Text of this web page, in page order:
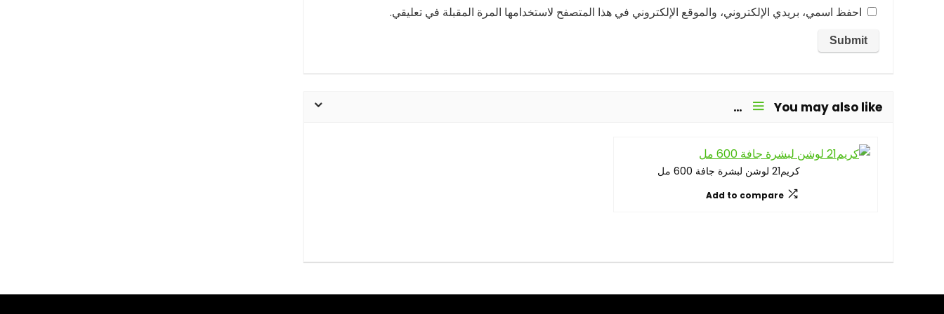
احفظ اسمي، بريدي الإلكتروني، والموقع الإلكتروني في هذا المتصفح لاستخدامها المرة المقبلة في تعليقي.
You may also like…
كريم21 لوشن لبشرة جافة 600 مل
Add to compare